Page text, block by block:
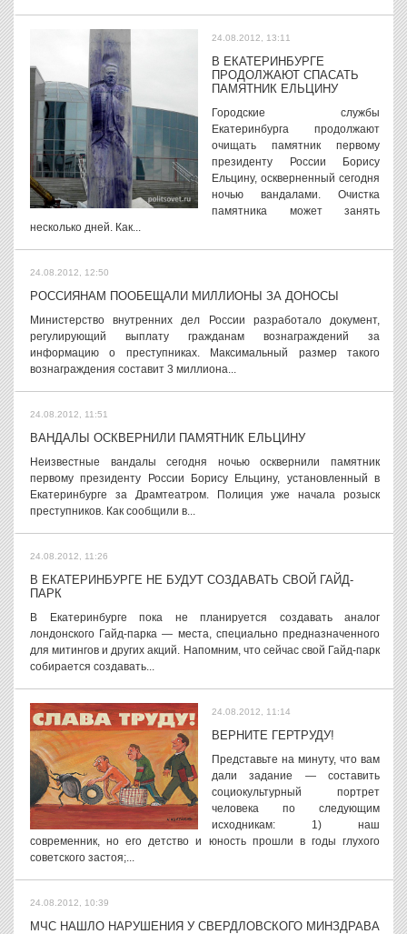
24.08.2012, 13:11
В ЕКАТЕРИНБУРГЕ
ПРОДОЛЖАЮТ СПАСАТЬ
ПАМЯТНИК ЕЛЬЦИНУ
Городские службы
Екатеринбурга продолжают
очищать памятник первому
президенту России Борису
Ельцину, оскверненный сегодня
ночью вандалами. Очистка
памятника может занять
несколько дней. Как...
24.08.2012, 12:50
РОССИЯНАМ ПООБЕЩАЛИ МИЛЛИОНЫ ЗА ДОНОСЫ
Министерство внутренних дел России разработало документ,
регулирующий выплату гражданам вознаграждений за
информацию о преступниках. Максимальный размер такого
вознаграждения составит 3 миллиона...
24.08.2012, 11:51
ВАНДАЛЫ ОСКВЕРНИЛИ ПАМЯТНИК ЕЛЬЦИНУ
Неизвестные вандалы сегодня ночью осквернили памятник
первому президенту России Борису Ельцину, установленный в
Екатеринбурге за Драмтеатром. Полиция уже начала розыск
преступников. Как сообщили в...
24.08.2012, 11:26
В ЕКАТЕРИНБУРГЕ НЕ БУДУТ СОЗДАВАТЬ СВОЙ ГАЙД-
ПАРК
В Екатеринбурге пока не планируется создавать аналог
лондонского Гайд-парка — места, специально предназначенного
для митингов и других акций. Напомним, что сейчас свой Гайд-парк
собирается создавать...
24.08.2012, 11:14
ВЕРНИТЕ ГЕРТРУДУ!
Представьте на минуту, что вам
дали задание — составить
социокультурный портрет
человека по следующим
исходникам: 1) наш
современник, но его детство и юность прошли в годы глухого
советского застоя;...
24.08.2012, 10:39
МЧС НАШЛО НАРУШЕНИЯ У СВЕРДЛОВСКОГО МИНЗДРАВА